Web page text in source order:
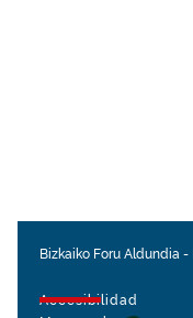
Bizkaiko Foru Aldundia -
Accesibilidad